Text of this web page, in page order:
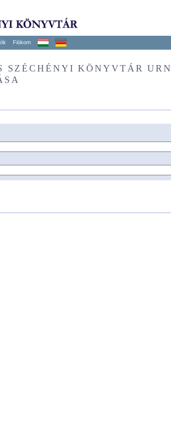
Fiókom
SZÉCHÉNYI KÖNYVTÁR URN